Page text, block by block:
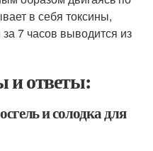
в себя токсины,
7 часов выводится из
и ответы:
и солодка для